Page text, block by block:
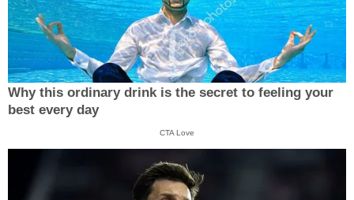
Why this ordinary drink is the secret to feeling your
best every day
CTA Love